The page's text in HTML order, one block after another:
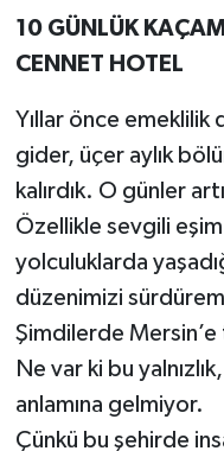
10 GÜNLÜK
CENNET HOTEL
Yıllar önce emeklilik
gider, üçer aylık
kalırdık. O günler
Özellikle sevgili eşim
yolculuklarda
düzenimizi
Şimdilerde
Ne var ki bu
anlamına gelmiyor.
Çünkü bu şehirde